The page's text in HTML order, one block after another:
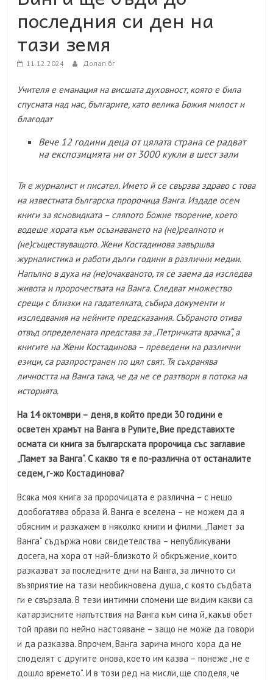
последния си ден на
тази земя
11.12.2024 Долап.бг
Учителя е еманация на висшата духовност, която е била
спусната над нас, българите, като велика Божия милост и
благодат
Вече 12 години деца от цялата страна се радват
на експозицията ни от 3000 кукли в шест зали
Тя е журналист и писател. Името й се свързва здраво с това
на известната българска пророчица Ванга. Издаде осем
книги за ясновидката – сляпото Божие творение, което
водеше хората към осъзнаването на (не)реалното и
(не)съществуващото. Жени Костадинова завършва
журналистика и работи дълги години в различни медии.
Напълно в духа на (не)очакваното, тя се заема да изследва
живота и пророчествата на Ванга. Следват множество
срещи с близки на гадателката, събира документи и
изследвания на нейните предсказания. Събраното отива
отвъд определената представа за „Петричката врачка“, а
книгите на Жени Костадинова – преведени на различни
езици, са разпространен по цял свят. Тя съхранява
личността на Ванга така, че да не се разтвори в потока на
историята.
На 14 октомври – деня, в който преди 30 години е
осветен храмът на Ванга в Рупите, Вие представихте
осмата си книга за българската пророчица със заглавие
„Памет за Ванга“. С какво тя е по-различна от останалите
седем, г-жо Костадинова?
Всяка моя книга за пророчицата е различна – с нещо
дообогатява образа й. Ванга е вселена – не можем да я
обясним и разкажем в няколко книги и филми. „Памет за
Ванга“ съдържа нови свидетелства – непубликувани
досега, на хора от най-близкото й обкръжение, които
разказват за последните дни на Ванга, за личното си
възприятие на тази необикновена душа, с която съдбата
ги е свързала. В тези интимни спомени ще видим какви са
катарзисните напътствия на Ванга към сина й, какъв обет
той прави по нейно настояване – защо не може да говори
и да разказва. Впрочем, Ванга зарича много хора да не
споделят с другите онова, което им казва – понеже „не е
дошло времето“. И в този ред на мисли, ще споделя, че